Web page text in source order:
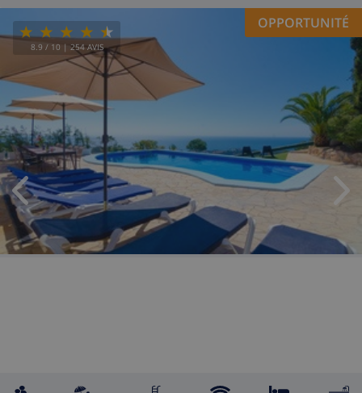
8.9 / 10 | 254 AVIS
OPPORTUNITÉ